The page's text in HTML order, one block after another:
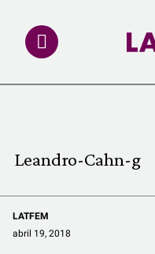
REDACCIÓN ABIERTA
Leandro-Cahn-g
LATFEM
abril 19, 2018